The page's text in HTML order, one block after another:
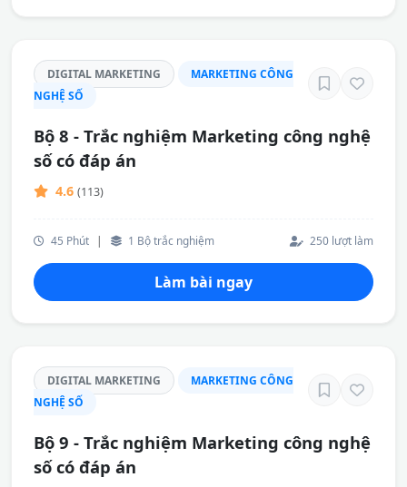
DIGITAL MARKETING
MARKETING CÔNG
NGHỆ SỐ
Bộ 8 - Trắc nghiệm Marketing công nghệ
số có đáp án
4.6 (113)
45 Phút | 1 Bộ trắc nghiệm 250 lượt làm
Làm bài ngay
DIGITAL MARKETING
MARKETING CÔNG
NGHỆ SỐ
Bộ 9 - Trắc nghiệm Marketing công nghệ
số có đáp án